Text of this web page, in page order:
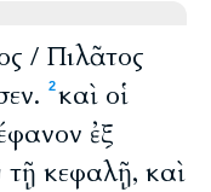
/ Πιλᾶτος
2καὶ οἱ
ἐξ
κεφαλῇ, καὶ